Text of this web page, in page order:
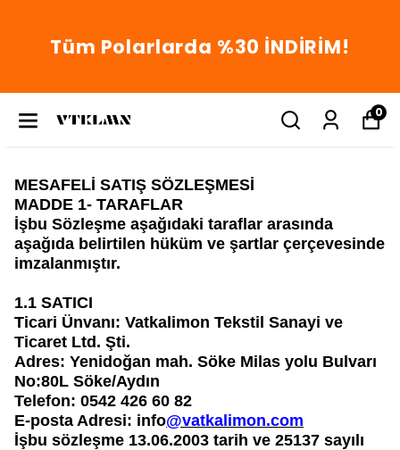
Tüm Hoodielerde %25
İNDİRİM!
0
MESAFELİ SATIŞ SÖZLEŞMESİ
MADDE 1- TARAFLAR
İşbu Sözleşme aşağıdaki taraflar arasında
aşağıda belirtilen hüküm ve şartlar çerçevesinde
imzalanmıştır.
1.1 SATICI
Ticari Ünvanı: Vatkalimon Tekstil Sanayi ve
Ticaret Ltd. Şti.
Adres: Yenidoğan mah. Söke Milas yolu Bulvarı
No:80L Söke/Aydın
Telefon: 0542 426 60 82
E-posta Adresi: info@vatkalimon.com
İşbu sözleşme 13.06.2003 tarih ve 25137 sayılı